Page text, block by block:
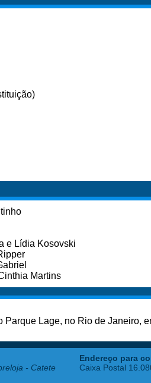
e Lídia Kosovski
Martins
Parque Lage, no Rio de Janeiro,
- Catete
Endereço para
Caixa Postal